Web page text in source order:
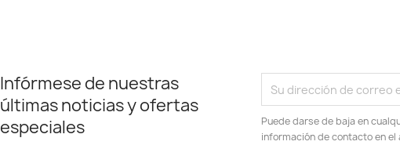
Infórmese de nuestras
últimas noticias y ofertas
especiales
Puede darse de baja en
información de contacto en el